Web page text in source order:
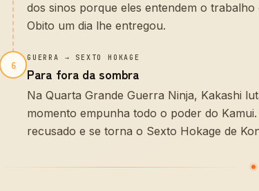
dos sinos porque eles entendem o
Obito um dia lhe entregou.
6
GUERRA → SEXTO HOKAGE
Para fora da sombra
Na Quarta Grande Guerra Ninja, Kakashi
momento empunha todo o poder do
recusado e se torna o Sexto Hokage de